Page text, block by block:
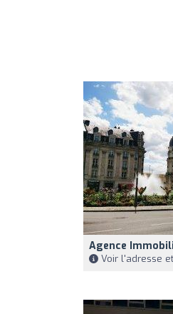
Agence
Voir l'adresse